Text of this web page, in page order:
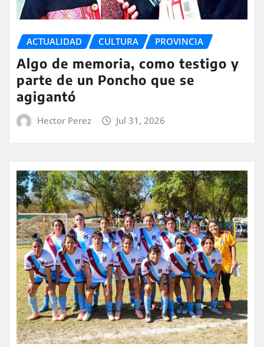
ACTUALIDAD CULTURA PROVINCIA
Algo de memoria, como testigo y
parte de un Poncho que se
agigantó
Hector Perez Jul 31, 2026